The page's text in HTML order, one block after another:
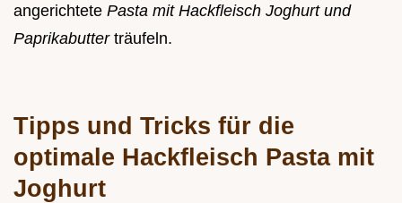
angerichtete Pasta mit Hackfleisch Joghurt und
Paprikabutter träufeln.
Tipps und Tricks für die
optimale Hackfleisch Pasta mit
Joghurt